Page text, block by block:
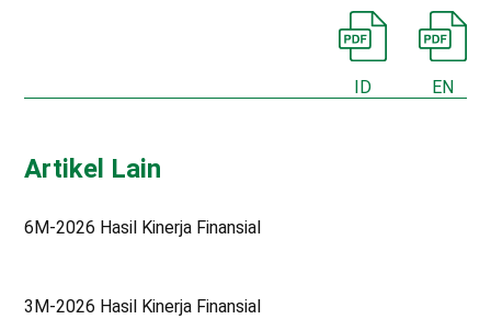
ID EN
Artikel Lain
6M-2026 Hasil Kinerja Finansial
3M-2026 Hasil Kinerja Finansial